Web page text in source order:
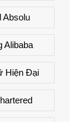
Absolu
Alibaba
Hiện Đại